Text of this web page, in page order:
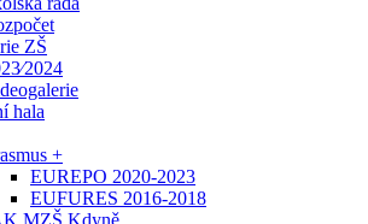
ZŠ
hala
+
EUREPO 2020-2023
EUFURES 2016-2018
MZŠ Kdyně